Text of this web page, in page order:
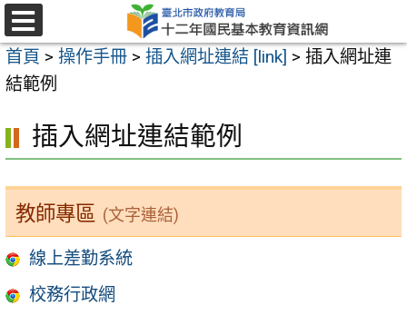
跳
至
主
要
容
選
單
首頁 > 操作手冊 > 插入網址連結 [link] > 插入網址連
結範例
插入網址連結範例
教師專區 (文字連結)
線上差勤系統
校務行政網